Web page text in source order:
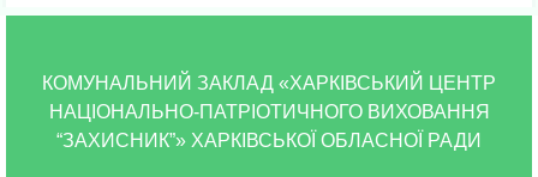
КОМУНАЛЬНИЙ ЗАКЛАД «ХАРКІВСЬКИЙ ЦЕНТР
НАЦІОНАЛЬНО-ПАТРІОТИЧНОГО ВИХОВАННЯ
“ЗАХИСНИК”» ХАРКІВСЬКОЇ ОБЛАСНОЇ РАДИ